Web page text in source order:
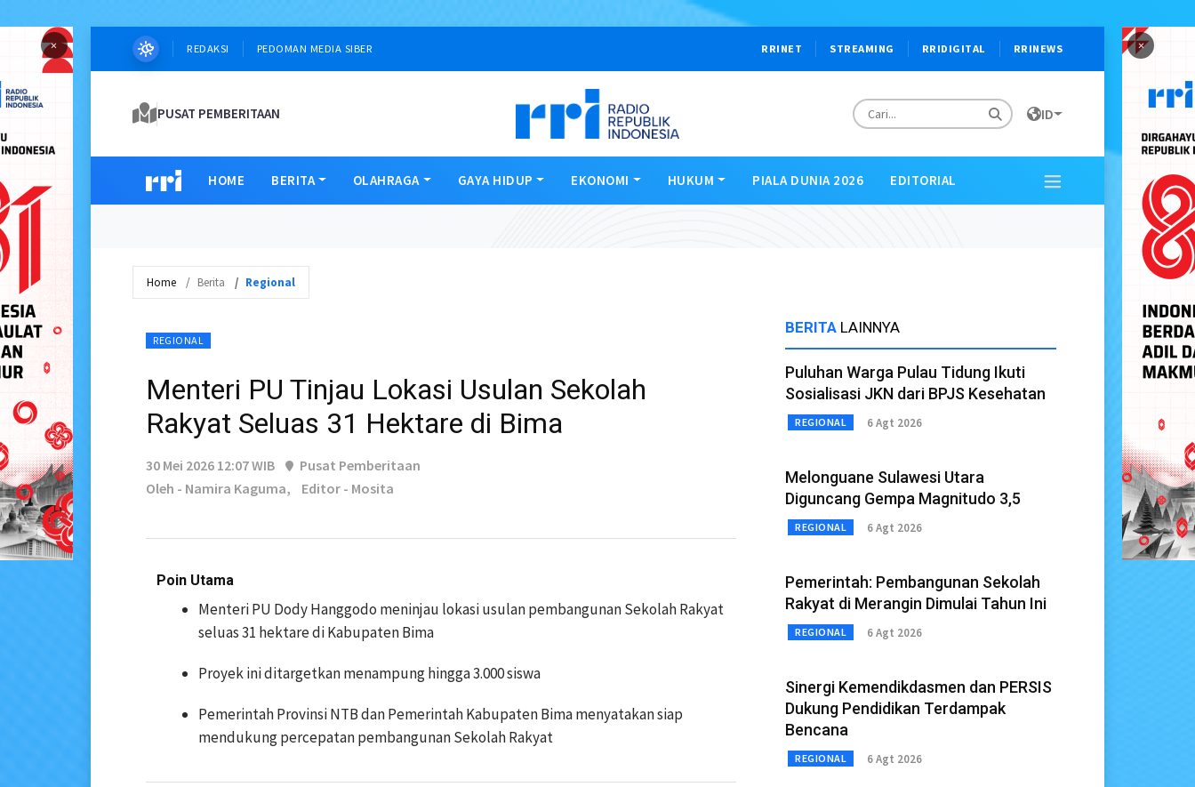
× ×
REDAKSI PEDOMAN MEDIA SIBER RRINET STREAMING RRIDIGITAL RRINEWS
PUSAT PEMBERITAAN ID
HOME BERITA OLAHRAGA GAYA HIDUP EKONOMI HUKUM PIALA DUNIA 2026 EDITORIAL
Home Berita Regional
REGIONAL
Menteri PU Tinjau Lokasi Usulan Sekolah
Rakyat Seluas 31 Hektare di Bima
30 Mei 2026 12:07 WIB
Pusat Pemberitaan
Oleh - Namira Kaguma,
Editor - Mosita
Poin Utama
Menteri PU Dody Hanggodo meninjau lokasi usulan pembangunan Sekolah Rakyat
seluas 31 hektare di Kabupaten Bima
Proyek ini ditargetkan menampung hingga 3.000 siswa
Pemerintah Provinsi NTB dan Pemerintah Kabupaten Bima menyatakan siap
mendukung percepatan pembangunan Sekolah Rakyat
BERITA LAINNYA
Puluhan Warga Pulau Tidung Ikuti
Sosialisasi JKN dari BPJS Kesehatan
REGIONAL 6 Agt 2026
Melonguane Sulawesi Utara
Diguncang Gempa Magnitudo 3,5
REGIONAL 6 Agt 2026
Pemerintah: Pembangunan Sekolah
Rakyat di Merangin Dimulai Tahun Ini
REGIONAL 6 Agt 2026
Sinergi Kemendikdasmen dan PERSIS
Dukung Pendidikan Terdampak
Bencana
REGIONAL 6 Agt 2026